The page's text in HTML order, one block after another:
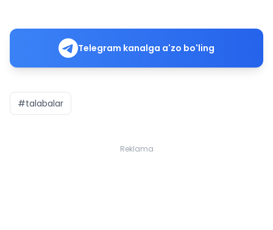
Telegram kanalga a'zo bo'ling
#talabalar
Reklama